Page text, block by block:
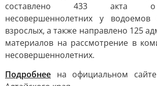
составлено 433 акта о
несовершеннолетних у водоемов
взрослых, а также направлено 125
материалов на рассмотрение в
несовершеннолетних.
Подробнее на официальном сайте